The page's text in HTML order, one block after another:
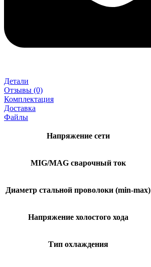
Детали
Отзывы (0)
Комплектация
Доставка
Файлы
Напряжение сети
MIG/MAG cварочный ток
Диаметр стальной проволоки (min-max)
Напряжение холостого хода
Тип охлаждения